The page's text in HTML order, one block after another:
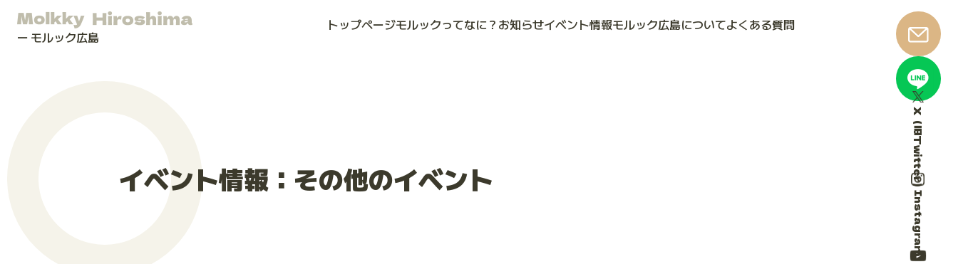
モルック広島
トップページモルックってなに？ お知らせイベント情報モルック広島についてよくある質問
X（旧Twitter）
Instagram
イベント情報：その他のイベント